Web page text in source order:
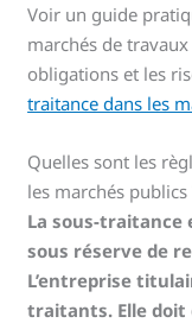
Voir un guide
marchés de
obligations et les
traitance dans les
Quelles sont les
les marchés publics
La sous-traitance
sous réserve de
L’entreprise
traitants. Elle